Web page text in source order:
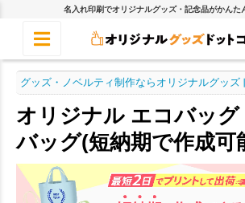
名入れ印刷でオリジナルグッズ・記念品がかんた
グッズ・ノベルティ制作ならオリジナルグッズ
オリジナル エコバッグ
バッグ(短納期で作成可